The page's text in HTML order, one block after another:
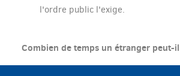
l'ordre public l'exige.
Combien de temps un étranger peut-